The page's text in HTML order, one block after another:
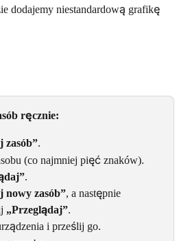
dodajemy niestandardową grafikę
ręcznie:
zasób”.
(co najmniej pięć znaków).
.
nowy zasób”, a następnie
„Przeglądaj”.
i prześlij go.